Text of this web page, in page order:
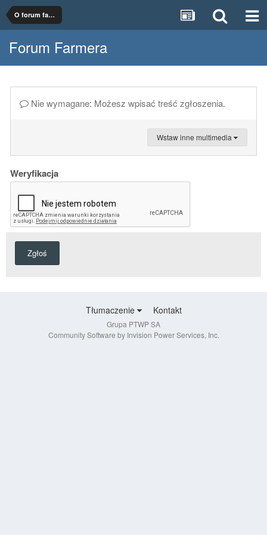
O forum farmer.pl
Forum Farmera
Nie wymagane: Możesz wpisać treść zgłoszenia.
Wstaw inne multimedia
Weryfikacja
Zgłoś
Tłumaczenie Kontakt
Grupa PTWP SA
Community Software by Invision Power Services, Inc.